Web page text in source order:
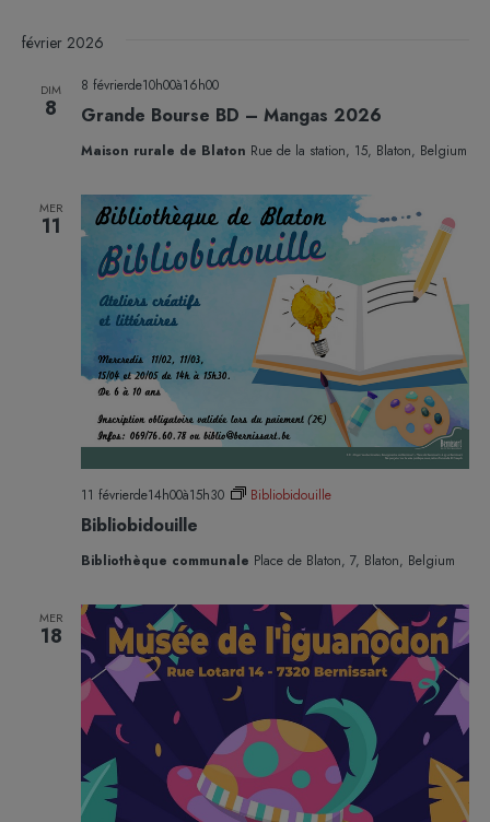
février 2026
DIM
8 Grande Bourse BD – Mangas 2026
8 févrierde10h00à16h00
Maison rurale de Blaton Rue de la station, 15, Blaton, Belgium
MER
11
Bibliobidouille
11 févrierde14h00à15h30 Bibliobidouille
Bibliothèque communale Place de Blaton, 7, Blaton, Belgium
MER
18